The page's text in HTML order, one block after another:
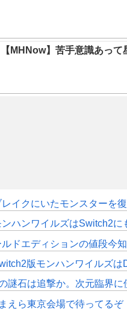
【MHNow】苦手意識あっ
イクにいたモンスターを
ハンワイルズはSwitch2
ドエディションの値段今
版モンハンワイルズは
謎石は追撃か。次元臨界
えら東京会場で待ってるぞ